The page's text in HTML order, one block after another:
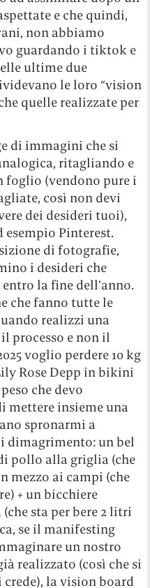
e che quindi,
non abbiamo
guardando i tiktok e
ultime due
le loro “vision
quelle realizzate per
di immagini che si
ritagliando e
(vendono pure i
così non devi
dei desideri tuoi),
Pinterest.
di fotografie,
i desideri che
la fine dell’anno.
che fanno tutte le
realizzi una
processo e non il
voglio perdere 10 kg
Rose Depp in bikini
che devo
mettere insieme una
spronarmi a
dimagrimento: un bel
pollo alla griglia (che
mezzo ai campi (che
+ un bicchiere
sta per bere 2 litri
se il manifesting
un nostro
realizzato (così che si
la vision board